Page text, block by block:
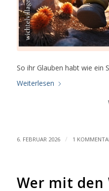
So ihr Glauben habt wie ein
Weiterlesen
6. FEBRUAR 2026 / 1
Wer mit den